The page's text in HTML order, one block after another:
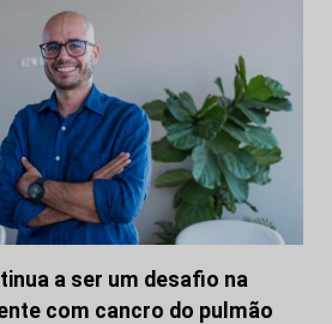
a ser um desafio na
com cancro do pulmão